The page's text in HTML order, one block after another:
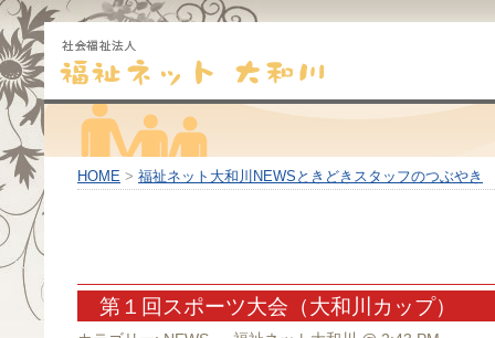
HOME > 福祉ネット大和川NEWSときどきスタッフのつぶやき
第１回スポーツ大会（大和川カップ）